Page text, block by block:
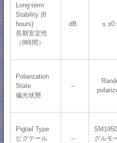
Long-term
Stability (8
hours)
長期安定性
（8時間）
dB ≤
Polarization
State
偏光状態
--
Pigtail Type
ピグテール
--
グルモ